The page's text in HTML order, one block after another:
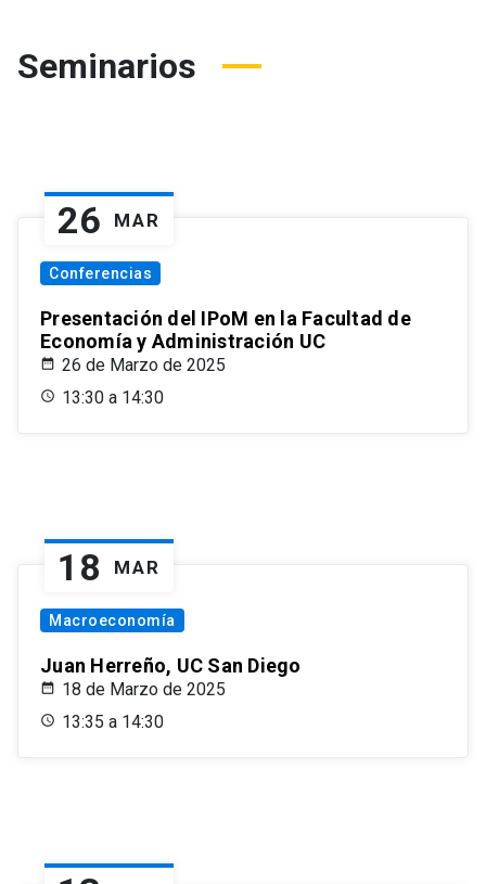
Seminarios
26 MAR
Conferencias
Presentación del IPoM en la Facultad de
Economía y Administración UC
26 de Marzo de 2025
13:30 a 14:30
18 MAR
Macroeconomía
Juan Herreño, UC San Diego
18 de Marzo de 2025
13:35 a 14:30